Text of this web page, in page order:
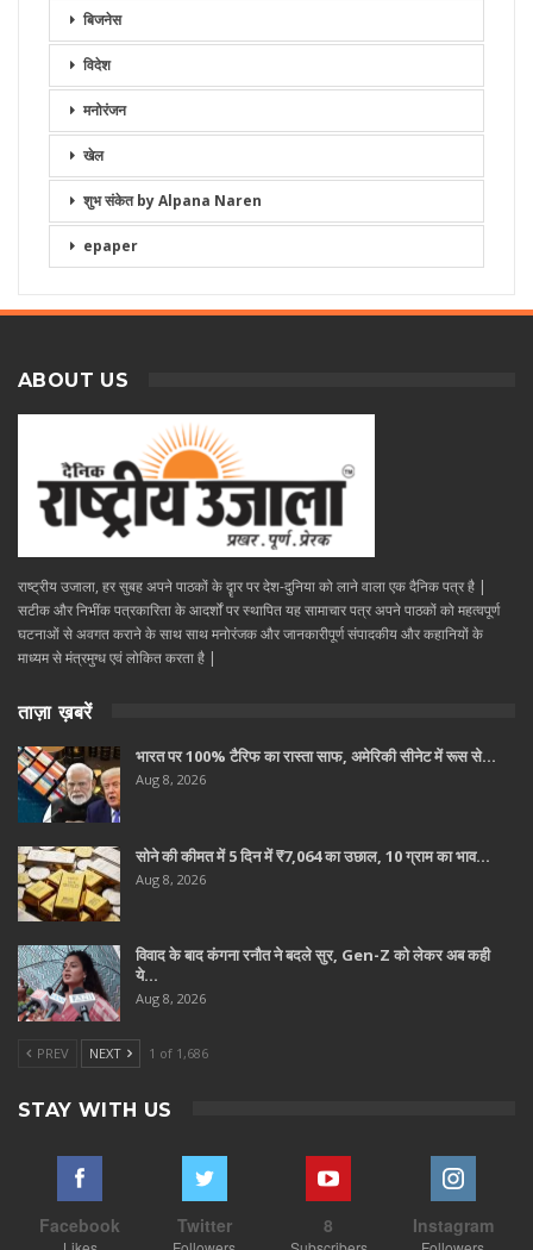
बिजनेस
विदेश
मनोरंजन
खेल
शुभ संकेत by Alpana Naren
epaper
ABOUT US
राष्ट्रीय उजाला, हर सुबह अपने पाठकों के दॄार पर देश-दुनिया को लाने वाला एक दैनिक पत्र है |
सटीक और निभींक पत्रकारिता के आदर्शों पर स्थापित यह सामाचार पत्र अपने पाठकों को महत्वपूर्ण
घटनाओं से अवगत कराने के साथ साथ मनोरंजक और जानकारीपूर्ण संपादकीय और कहानियों के
माध्यम से मंत्रमुग्ध एवं लोकित करता है |
ताज़ा ख़बरें
भारत पर 100% टैरिफ का रास्ता साफ, अमेरिकी सीनेट में रूस से…
Aug 8, 2026
सोने की कीमत में 5 दिन में ₹7,064 का उछाल, 10 ग्राम का भाव…
Aug 8, 2026
विवाद के बाद कंगना रनौत ने बदले सुर, Gen-Z को लेकर अब कही
ये…
Aug 8, 2026
PREV NEXT 1 of 1,686
STAY WITH US
Facebook Twitter 8 Instagram